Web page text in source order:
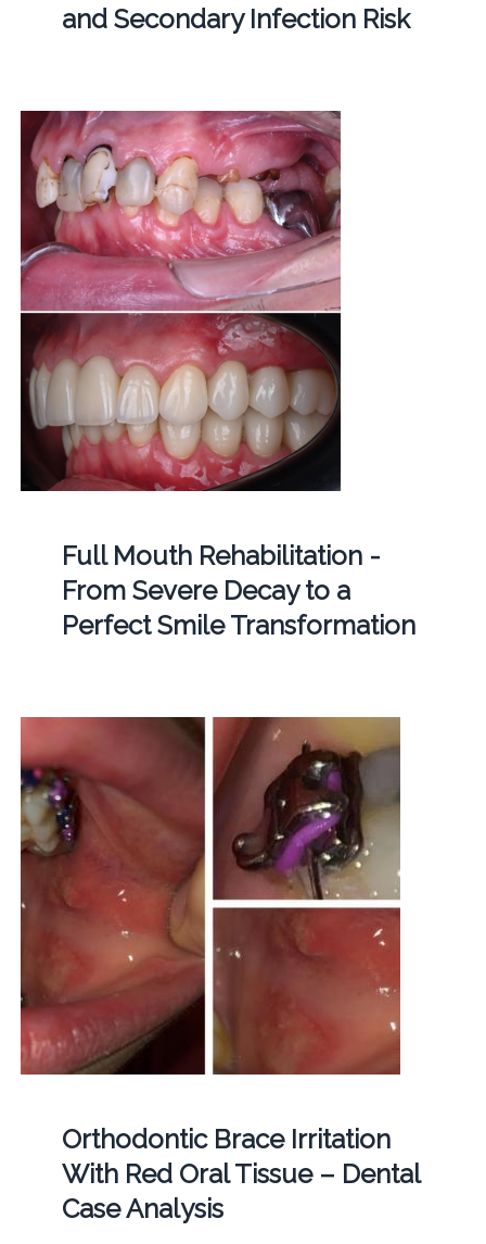
and Secondary Infection Risk
Full Mouth Rehabilitation -
From Severe Decay to a
Perfect Smile Transformation
Orthodontic Brace Irritation
With Red Oral Tissue – Dental
Case Analysis